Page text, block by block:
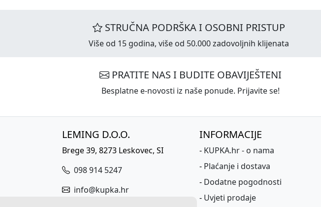
STRUČNA PODRŠKA I OSOBNI PRISTUP
Više od 15 godina, više od 50.000 zadovoljnih klijenata
PRATITE NAS I BUDITE OBAVIJEŠTENI
Besplatne e-novosti iz naše ponude. Prijavite se!
LEMING D.O.O.
Brege 39, 8273 Leskovec, SI
098 914 5247
info@kupka.hr
INFORMACIJE
- KUPKA.hr - o nama
- Plaćanje i dostava
- Dodatne pogodnosti
- Uvjeti prodaje